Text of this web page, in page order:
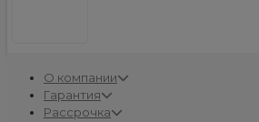
О компании
Гарантия
Рассрочка